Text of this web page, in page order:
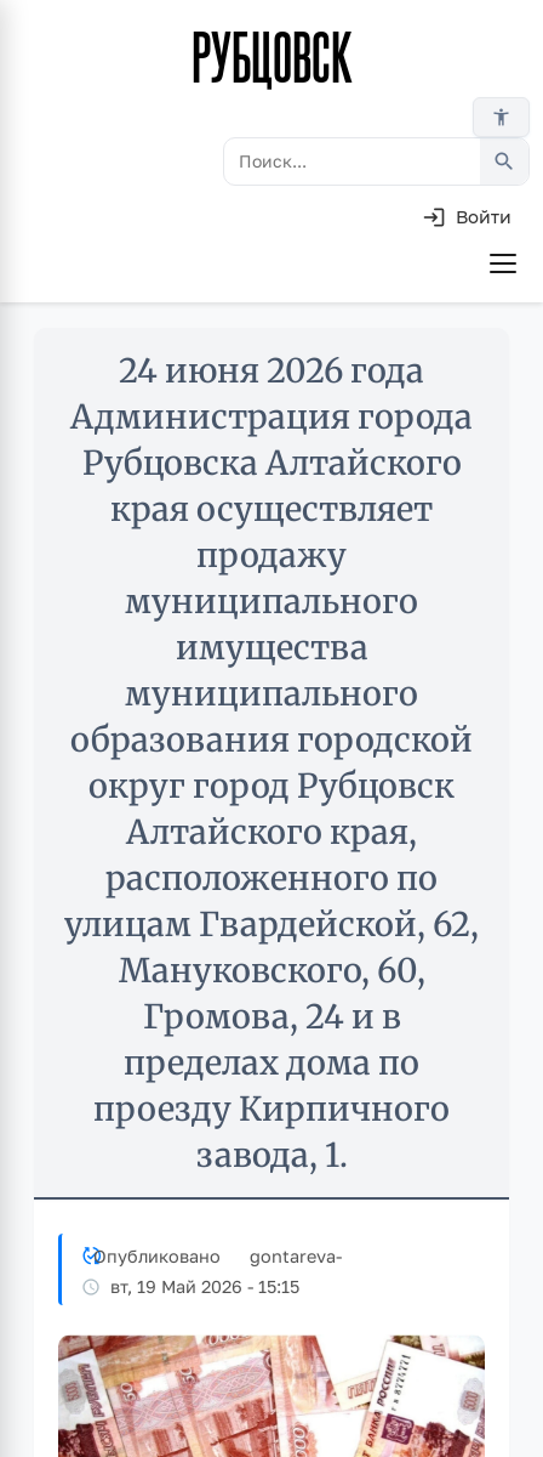
content
РУБЦОВСК
accessibility_new
search
Войти
24 июня 2026 года
Администрация города
Рубцовска Алтайского
края осуществляет
продажу
муниципального
имущества
муниципального
образования городской
округ город Рубцовск
Алтайского края,
расположенного по
улицам Гвардейской, 62,
Мануковского, 60,
Громова, 24 и в
пределах дома по
проезду Кирпичного
завода, 1.
Опубликовано gontareva-
вт, 19 Май 2026 - 15:15